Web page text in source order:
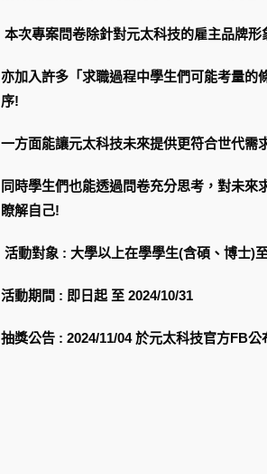
本次專案問卷除針對元太科技的雇主品牌形
亦加入許多「求職過程中學生們可能考量的
序!
一方面能讓元太科技未來提供更符合世代需
同時學生們也能透過問卷充分思考，對未來
瞭解自己!
活動對象 : 大學以上在學學生(含碩、博士)
活動期間 : 即日起 至 2024/10/31
抽獎公告 : 2024/11/04 於元太科技官方FB公